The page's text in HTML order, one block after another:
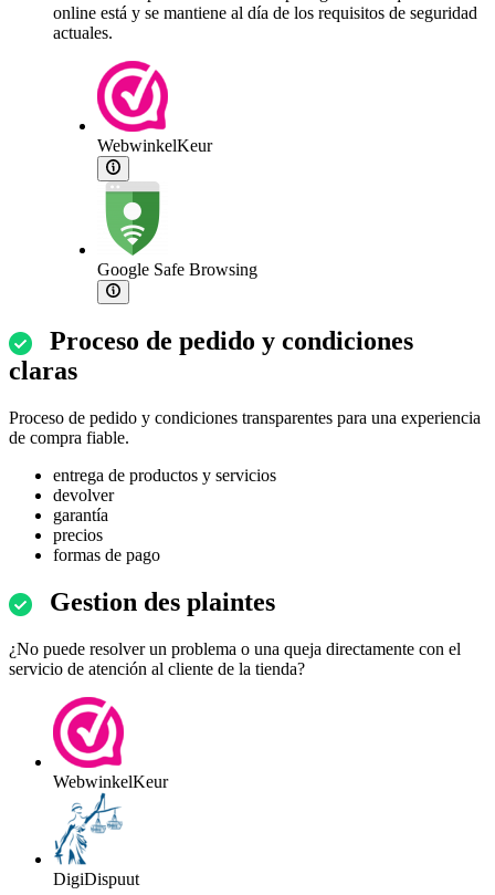
online está y se mantiene al día de los requisitos de seguridad
actuales.
WebwinkelKeur
Google Safe Browsing
Proceso de pedido y condiciones
claras
Proceso de pedido y condiciones transparentes para una experiencia
de compra fiable.
entrega de productos y servicios
devolver
garantía
precios
formas de pago
Gestion des plaintes
¿No puede resolver un problema o una queja directamente con el
servicio de atención al cliente de la tienda?
WebwinkelKeur
DigiDispuut